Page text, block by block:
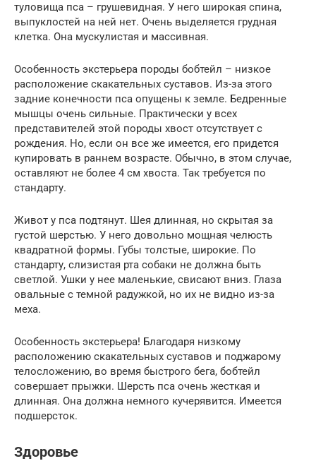
туловища пса – грушевидная. У него широкая спина,
выпуклостей на ней нет. Очень выделяется грудная
клетка. Она мускулистая и массивная.
Особенность экстерьера породы бобтейл – низкое
расположение скакательных суставов. Из-за этого
задние конечности пса опущены к земле. Бедренные
мышцы очень сильные. Практически у всех
представителей этой породы хвост отсутствует с
рождения. Но, если он все же имеется, его придется
купировать в раннем возрасте. Обычно, в этом случае,
оставляют не более 4 см хвоста. Так требуется по
стандарту.
Живот у пса подтянут. Шея длинная, но скрытая за
густой шерстью. У него довольно мощная челюсть
квадратной формы. Губы толстые, широкие. По
стандарту, слизистая рта собаки не должна быть
светлой. Ушки у нее маленькие, свисают вниз. Глаза
овальные с темной радужкой, но их не видно из-за
меха.
Особенность экстерьера! Благодаря низкому
расположению скакательных суставов и поджарому
телосложению, во время быстрого бега, бобтейл
совершает прыжки. Шерсть пса очень жесткая и
длинная. Она должна немного кучерявится. Имеется
подшерсток.
Здоровье